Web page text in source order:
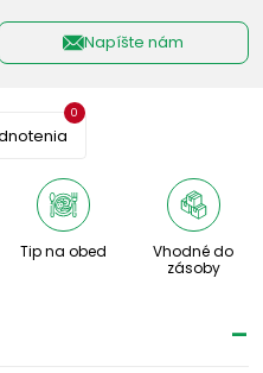
Napíšte nám
0
Tip na obed
Vhodné do
zásoby